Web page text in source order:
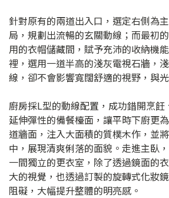
針對原有的兩道出入口，選定右側為
局，規劃出流暢的玄關動線；而最初
用的衣帽儲藏間，賦予充沛的收納機
裡，選用一道半高的淺灰電視石牆，
線，卻不會影響寬闊舒適的視野，與
廚房採L型的動線配置，成功錯開烹飪
延伸彈性的備餐檯面，讓平時下廚更
道牆面，注入大面積的質樸木作，並
中，展現清爽俐落的面貌。走進主臥
一間獨立的更衣室，除了透過鏡面的
大的視覺，也透過訂製的旋轉式化妝
阻礙，大幅提升整體的明亮感。